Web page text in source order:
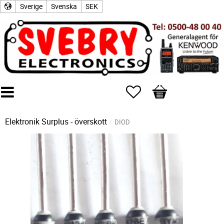
Sverige Svenska SEK
Favoriter
Kundvagn
Elektronik Surplus - överskott DIOD